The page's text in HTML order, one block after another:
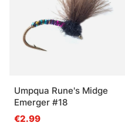
Umpqua Rune's Midge
Emerger #18
€2.99